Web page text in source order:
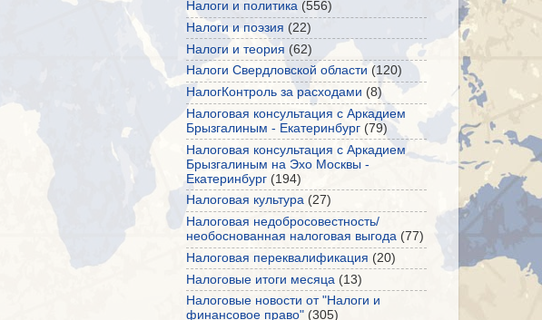
Налоги и политика (556)
Налоги и поэзия (22)
Налоги и теория (62)
Налоги Свердловской области (120)
НалогКонтроль за расходами (8)
Налоговая консультация с Аркадием
Брызгалиным - Екатеринбург (79)
Налоговая консультация с Аркадием
Брызгалиным на Эхо Москвы -
Екатеринбург (194)
Налоговая культура (27)
Налоговая недобросовестность/
необоснованная налоговая выгода (77)
Налоговая переквалификация (20)
Налоговые итоги месяца (13)
Налоговые новости от "Налоги и
финансовое право" (305)